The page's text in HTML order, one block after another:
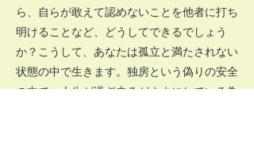
ら、自らが敢えて認めないことを他者に打ち
明けることなど、どうしてできるでしょう
か？こうして、あなたは孤立と満たされない
状態の中で生きます。独房という偽りの安全
の中で、人生が過ぎ去るがままにしている為